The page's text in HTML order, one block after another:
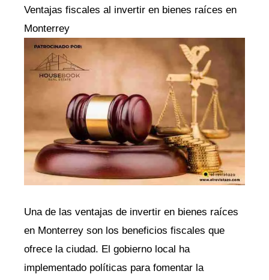
Ventajas fiscales al invertir en bienes raíces en
Monterrey
Una de las ventajas de invertir en bienes raíces
en Monterrey son los beneficios fiscales que
ofrece la ciudad. El gobierno local ha
implementado políticas para fomentar la